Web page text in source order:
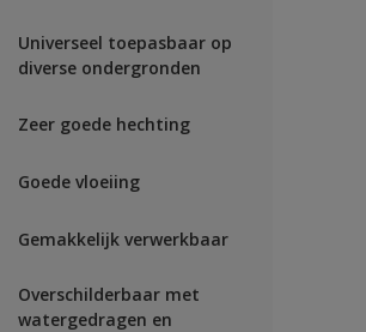
Universeel toepasbaar op
diverse ondergronden
Zeer goede hechting
Goede vloeiing
Gemakkelijk verwerkbaar
Overschilderbaar met
watergedragen en